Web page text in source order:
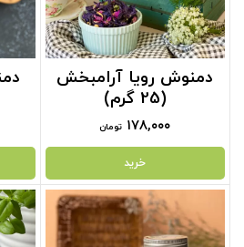
دمنوش رویا آرامبخش
(25 گرم)
۱۷۸,۰۰۰ تومان
خرید